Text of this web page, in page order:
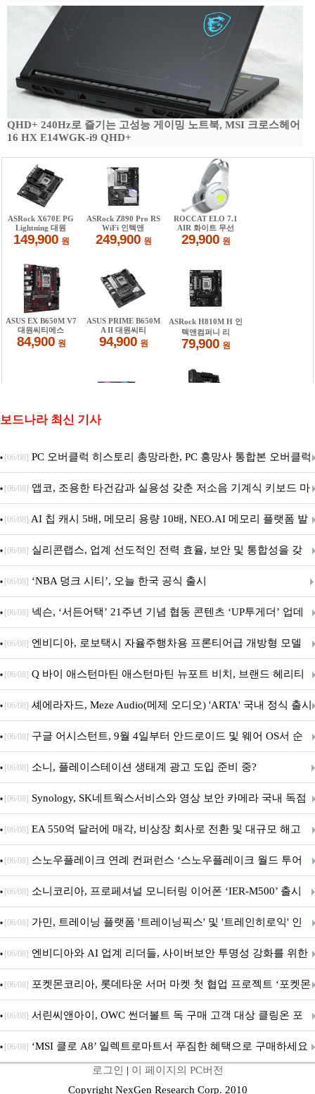
QHD+ 240Hz로 즐기는 고성능 게이밍 노트북, MSI 크로스헤어
16 HX E14WGK-i9 QHD+
보드나라 최신 기사
[06/08] PC 오버클럭 히스토리 총망라한, PC 흥망사 통합본 오버클럭
특집(1-4편)
[06/08] 앱코, 조용한 타건감과 실용성 갖춘 저소음 기계식 키보드 마
우스 세트 'KM580' 출시
[06/08] AI 칩 캐시 5배, 메모리 용량 10배, NEO.AI 메모리 플랫폼 발
표
[06/08] 실리콘랩스, 업계 선도적인 전력 효율, 보안 및 통합성을 갖
춘 초저전력 블루투스 LE SoC ‘BG2B’ 공개
[06/08] ‘NBA 덩크 시티’, 오늘 한국 공식 출시
[06/08] 넥슨, ‘서든어택’ 21주년 기념 협동 콘텐츠 ‘UP투게더’ 업데
이트
[06/08] 엔비디아, 로보택시 자율주행차용 프론티어급 개방형 모델
‘알파마요 2 슈퍼’ 상업적 이용 가능
[06/08] Q 바이 애스턴마틴 애스턴마틴 뉴포트 비치, 브랜드 헤리티
지 담은 ‘헤리티지 에디션 컬렉션’ 공개
[06/08] 셰에라자드, Meze Audio(메제 오디오) 'ARTA' 국내 정식 출시
[06/08] 구글 어시스턴트, 9월 4일부터 안드로이드 및 웨어 OS서 순
차 서비스 종료
[06/08] 소니, 플레이스테이션 생태계 광고 도입 준비 중?
[06/08] Synology, SK네트웍스서비스와 영상 보안 카메라 국내 독점
판매 파트너십 체결
[06/08] EA 550억 달러에 매각, 비상장 회사로 전환 및 대규모 해고
전망
[06/08] 스노우플레이크 연례 컨퍼런스 ‘스노우플레이크 월드 투어
서울’ 개최
[06/08] 소니코리아, 프로페셔널 모니터링 이어폰 ‘IER-M500’ 출시
[06/08] 가민, 트레이닝 플랫폼 '트레이닝픽스' 및 '트레인히로익' 인
수로 선수와 코치에 맞춤형 훈련 지원 확대
[06/08] 엔비디아와 AI 업계 리더들, 사이버보안 투명성 강화를 위한
SAFE 가이드라인 제안
[06/08] 포켓몬코리아, 롯데타운 서머 마켓 첫 협업 프로젝트 ‘포켓몬
별빛낙원’ 개최
[06/08] 서린씨앤아이, OWC 썬더볼트 독 구매 고객 대상 클링온 포
트 고정 홀더 증정 이벤트 앵콜 연장 진행
[06/08] ‘MSI 클로 A8’ 일렉트로마트서 푸짐한 혜택으로 구매하세요
로그인 | 이 페이지의 PC버전
Copyright NexGen Research Corp. 2010